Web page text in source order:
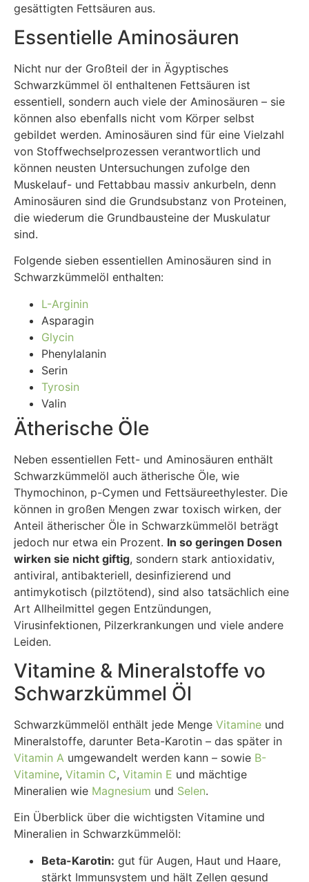
gesättigten Fettsäuren aus.
Essentielle Aminosäuren
Nicht nur der Großteil der in Ägyptisches
Schwarzkümmel öl enthaltenen Fettsäuren ist
essentiell, sondern auch viele der Aminosäuren – sie
können also ebenfalls nicht vom Körper selbst
gebildet werden. Aminosäuren sind für eine Vielzahl
von Stoffwechselprozessen verantwortlich und
können neusten Untersuchungen zufolge den
Muskelauf- und Fettabbau massiv ankurbeln, denn
Aminosäuren sind die Grundsubstanz von Proteinen,
die wiederum die Grundbausteine der Muskulatur
sind.
Folgende sieben essentiellen Aminosäuren sind in
Schwarzkümmelöl enthalten:
L-Arginin
Asparagin
Glycin
Phenylalanin
Serin
Tyrosin
Valin
Ätherische Öle
Neben essentiellen Fett- und Aminosäuren enthält
Schwarzkümmelöl auch ätherische Öle, wie
Thymochinon, p-Cymen und Fettsäureethylester. Die
können in großen Mengen zwar toxisch wirken, der
Anteil ätherischer Öle in Schwarzkümmelöl beträgt
jedoch nur etwa ein Prozent. In so geringen Dosen
wirken sie nicht giftig, sondern stark antioxidativ,
antiviral, antibakteriell, desinfizierend und
antimykotisch (pilztötend), sind also tatsächlich eine
Art Allheilmittel gegen Entzündungen,
Virusinfektionen, Pilzerkrankungen und viele andere
Leiden.
Vitamine & Mineralstoffe vo
Schwarzkümmel Öl
Schwarzkümmelöl enthält jede Menge Vitamine und
Mineralstoffe, darunter Beta-Karotin – das später in
Vitamin A umgewandelt werden kann – sowie B-
Vitamine, Vitamin C, Vitamin E und mächtige
Mineralien wie Magnesium und Selen.
Ein Überblick über die wichtigsten Vitamine und
Mineralien in Schwarzkümmelöl:
Beta-Karotin: gut für Augen, Haut und Haare,
stärkt Immunsystem und hält Zellen gesund